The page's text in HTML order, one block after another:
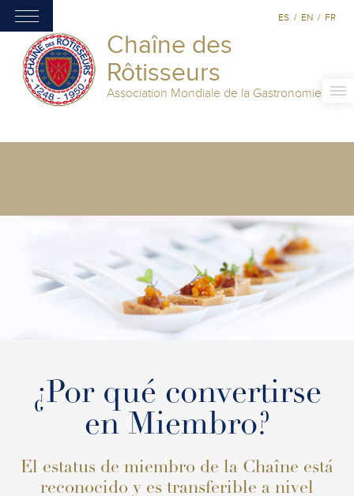
Chaîne des
Rôtisseurs
Association Mondiale de la Gastronomie
ES / EN / FR
¿Por qué convertirse
en Miembro?
El estatus de miembro de la Chaîne está
reconocido y es transferible a nivel